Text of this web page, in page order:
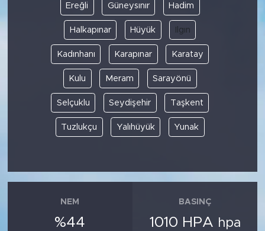
Ereğli Güneysınır Hadim
Halkapınar Hüyük Ilgın
Kadınhanı Karapınar Karatay
Kulu Meram Sarayönü
Selçuklu Seydişehir Taşkent
Tuzlukçu Yalıhüyük Yunak
NEM
%44
BASINÇ
1010 HPA hpa